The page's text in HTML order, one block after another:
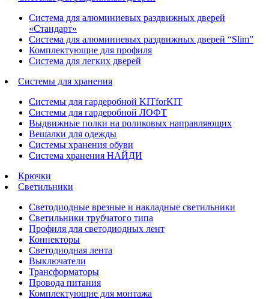
Система для алюминиевых раздвижных дверей
«Стандарт»
Система для алюминиевых раздвижных дверей “Slim”
Комплектующие для профиля
Система для легких дверей
Системы для хранения
Системы для гардеробной KITforKIT
Системы для гардеробной ЛОФТ
Выдвижные полки на роликовых направляющих
Вешалки для одежды
Системы хранения обуви
Система хранения НАЙДИ
Крючки
Светильники
Светодиодные врезные и накладные светильники
Светильники трубчатого типа
Профиля для светодиодных лент
Коннекторы
Светодиодная лента
Выключатели
Трансформаторы
Провода питания
Комплектующие для монтажа